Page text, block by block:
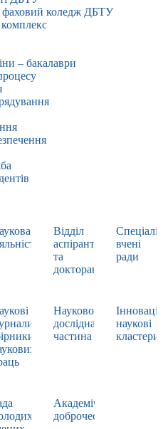
фаховий коледж ДБТУ
– бакалаври
Відділ
аспірантури
та
докторантури
вчені
ради
Науково-
дослідна
частина
наукові
кластери
Академічна
доброчесність